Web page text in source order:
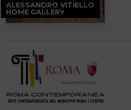
ALESSANDRO VITIELLO
HOME GALLERY